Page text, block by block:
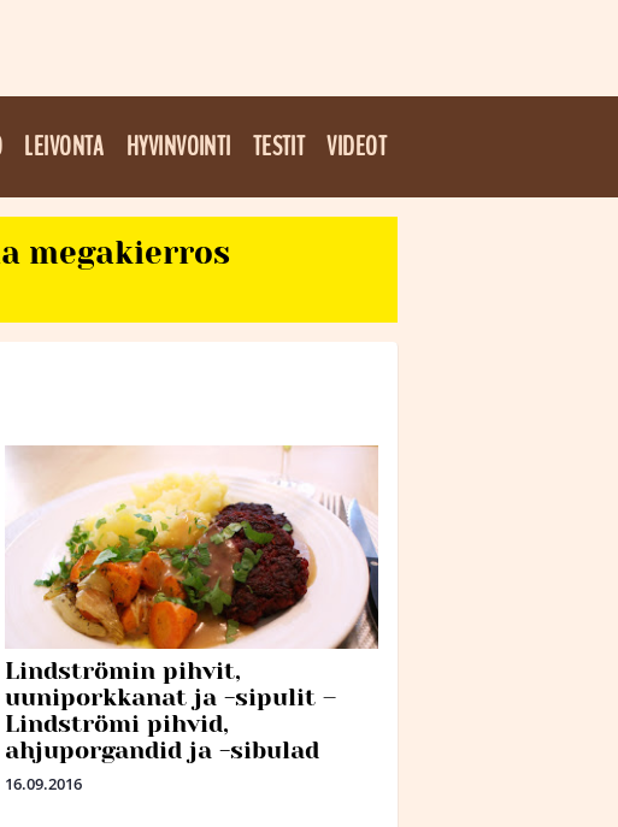
LEIVONTA HYVINVOINTI TESTIT VIDEOT
megakierros
Lindströmin pihvit,
uuniporkkanat ja -sipulit –
Lindströmi pihvid,
ahjuporgandid ja -sibulad
16.09.2016